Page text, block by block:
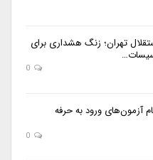
تهران؛ زنگ هشداری برای
آزمون‌های ورود به حرفه